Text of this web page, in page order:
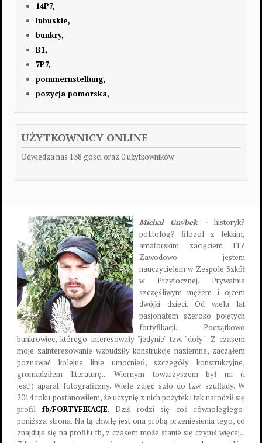
14P7,
lubuskie,
bunkry,
B1,
7P7,
pommernstellung,
pozycja pomorska,
UŻYTKOWNICY ONLINE
Odwiedza nas 138 gości oraz 0 użytkowników.
Michał Gnybek - historyk?
politolog? filozof z lekkim,
amatorskim zacięciem IT?
Zawodowo jestem
nauczycielem w Zespole Szkół
w Przytocznej. Prywatnie
szczęśliwym mężem i ojcem
dwójki dzieci. Od wielu lat
pasjonatem szeroko pojętych
fortyfikacji. Początkowo
bunkrowiec, którego interesowały "jedynie" tzw. "doły". Z czasem
moje zainteresowanie wzbudziły konstrukcje naziemne, zacząłem
poznawać kolejne linie umocnień, szczegóły konstrukcyjne,
gromadziłem literaturę... Wiernym towarzyszem był mi (i
jest!) aparat fotograficzny. Wiele zdjęć szło do tzw. szuflady. W
2014 roku postanowiłem, że uczynię z nich pożytek i tak narodził się
profil fb/FORTYFIKACJE. Dziś rodzi się coś równoległego:
poniższa strona. Na tą chwilę jest ona próbą przeniesienia tego, co
znajduje się na profilu fb, z czasem może stanie się czymś więcej...